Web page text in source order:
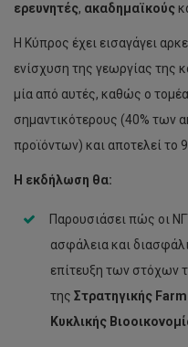
ερευνητές, ακαδημαϊκούς
Η Κύπρος έχει εισαγάγει
ενίσχυση της γεωργίας της
μία από αυτές, καθώς ο
σημαντικότερους (40% των
προϊόντων) και αποτελεί το
Η εκδήλωση θα:
Παρουσιάσει πώς οι
ασφάλεια και
επίτευξη των στόχων
της Στρατηγικής
Κυκλικής